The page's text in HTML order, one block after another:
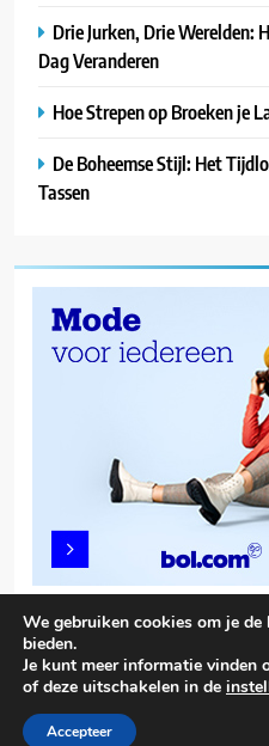
Drie Jurken, Drie Werelden:
Dag Veranderen
Hoe Strepen op Broeken je
De Boheemse Stijl: Het
Tassen
Trendy News - News WordPress
We gebruiken cookies om je
bieden.
Je kunt meer informatie vinden
of deze uitschakelen in de
Accepteer